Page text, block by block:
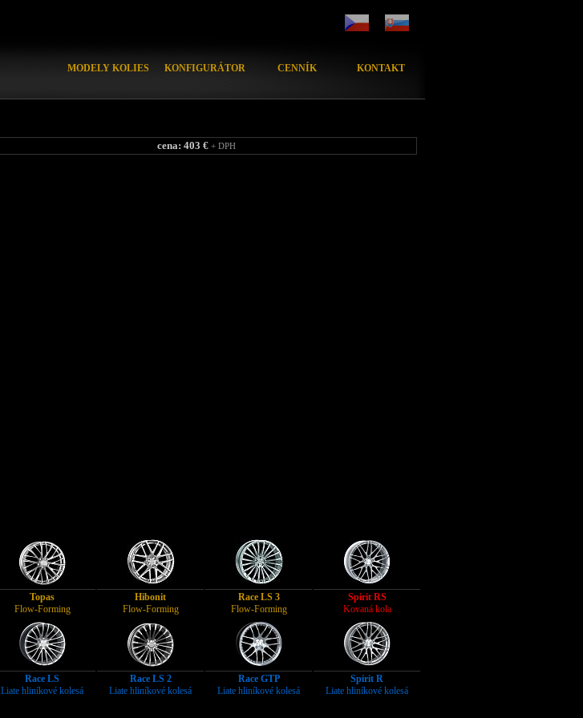
MODELY KOLIES KONFIGURÁTOR CENNÍK KONTAKT
cena: 403 € + DPH
Topas
Flow-Forming
Hibonit
Flow-Forming
Race LS 3
Flow-Forming
Spirit RS
Kovaná kola
Race LS
Liate hliníkové kolesá
Race LS 2
Liate hliníkové kolesá
Race GTP
Liate hliníkové kolesá
Spirit R
Liate hliníkové kolesá